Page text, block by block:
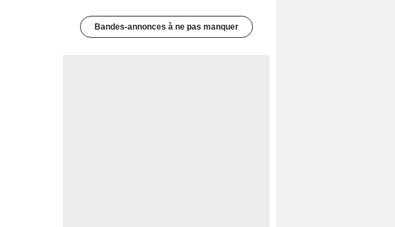
Bandes-annonces à ne pas manquer